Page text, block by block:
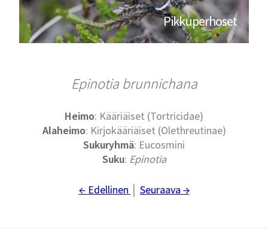
Pikkuperhoset
Epinotia brunnichana
Heimo: Kääriäiset (Tortricidae)
Alaheimo: Kirjokääriäiset (Olethreutinae)
Sukuryhmä: Eucosmini
Suku: Epinotia
← Edellinen Seuraava →